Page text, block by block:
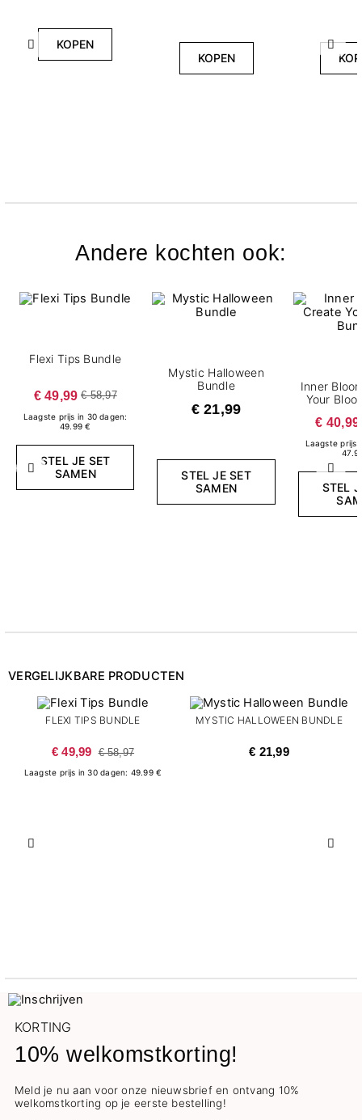
VorigeKOPEN
KOPEN
Andere kochten ook:
Vorige
Flexi Tips Bundle
€ 49,99 € 58,97
Laagste prijs in 30 dagen:
49.99 €
STEL JE SET
SAMEN
Mystic Halloween
Bundle
€ 21,99
STEL JE SET
SAMEN
Inner
Your
€ 40,99
Laagste prijs
STEL
VERGELIJKBARE PRODUCTEN
Vorige
FLEXI TIPS BUNDLE
€ 49,99 € 58,97
Laagste prijs in 30 dagen: 49.99 €
MYSTIC HALLOWEEN BUNDLE
€ 21,99
KORTING
10% welkomstkorting!
Meld je nu aan voor onze nieuwsbrief en ontvang 10%
welkomstkorting op je eerste bestelling!